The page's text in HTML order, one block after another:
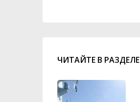
ЧИТАЙТЕ В РАЗДЕЛЕ